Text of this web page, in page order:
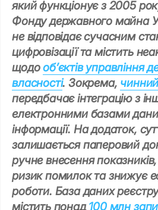
який функціонує з 2005
Фонду державного майна
не відповідає сучасним
цифровізації та містить
щодообʼєктів управління
власності. Зокрема,
передбачає інтеграцію з
електронними базами
інформації. На додаток,
залишається паперовий
ручне внесення
ризик помилок та знижує
роботи. База даних
містить понад100 млн